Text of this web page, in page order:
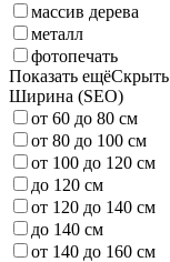
массив дерева
металл
фотопечать
Показать ещёСкрыть
Ширина (SEO)
от 60 до 80 см
от 80 до 100 см
от 100 до 120 см
до 120 см
от 120 до 140 см
до 140 см
от 140 до 160 см